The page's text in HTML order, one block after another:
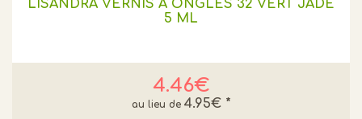
LISANDRA VERNIS A ONGLES 32 VERT JADE
5 ML
4.46€
4.95€ *